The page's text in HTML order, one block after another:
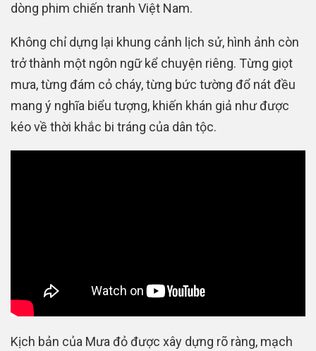
dòng phim chiến tranh Việt Nam.
Không chỉ dựng lại khung cảnh lịch sử, hình ảnh còn
trở thành một ngôn ngữ kể chuyện riêng. Từng giọt
mưa, từng đám cỏ cháy, từng bức tường đổ nát đều
mang ý nghĩa biểu tượng, khiến khán giả như được
kéo về thời khắc bi tráng của dân tộc.
Kịch bản của Mưa đỏ được xây dựng rõ ràng, mạch